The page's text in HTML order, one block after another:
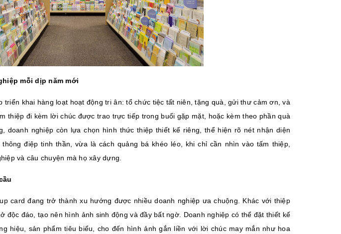
mỗi dịp năm mới
triển khai hàng loạt hoạt động tri ân: tổ chức tiệc tất niên, tặng quà, gửi thư cảm ơn, và
thiệp đi kèm lời chúc được trao trực tiếp trong buổi gặp mặt, hoặc kèm theo phần quà
doanh nghiệp còn lựa chọn hình thức thiệp thiết kế riêng, thể hiện rõ nét nhận diện
điệp tinh thần, vừa là cách quảng bá khéo léo, khi chỉ cần nhìn vào tấm thiệp,
và câu chuyện mà họ xây dựng.
card đang trở thành xu hướng được nhiều doanh nghiệp ưa chuộng. Khác với thiệp
độc đáo, tạo nên hình ảnh sinh động và đầy bất ngờ. Doanh nghiệp có thể đặt thiết kế
hiệu, sản phẩm tiêu biểu, cho đến hình ảnh gắn liền với lời chúc may mắn như hoa